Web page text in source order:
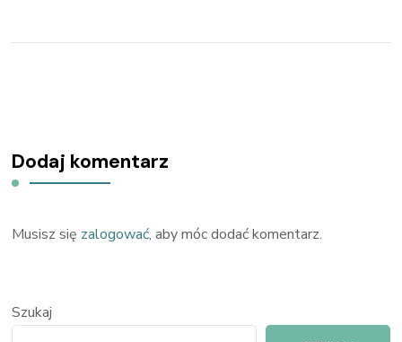
Dodaj komentarz
Musisz się zalogować, aby móc dodać komentarz.
Szukaj